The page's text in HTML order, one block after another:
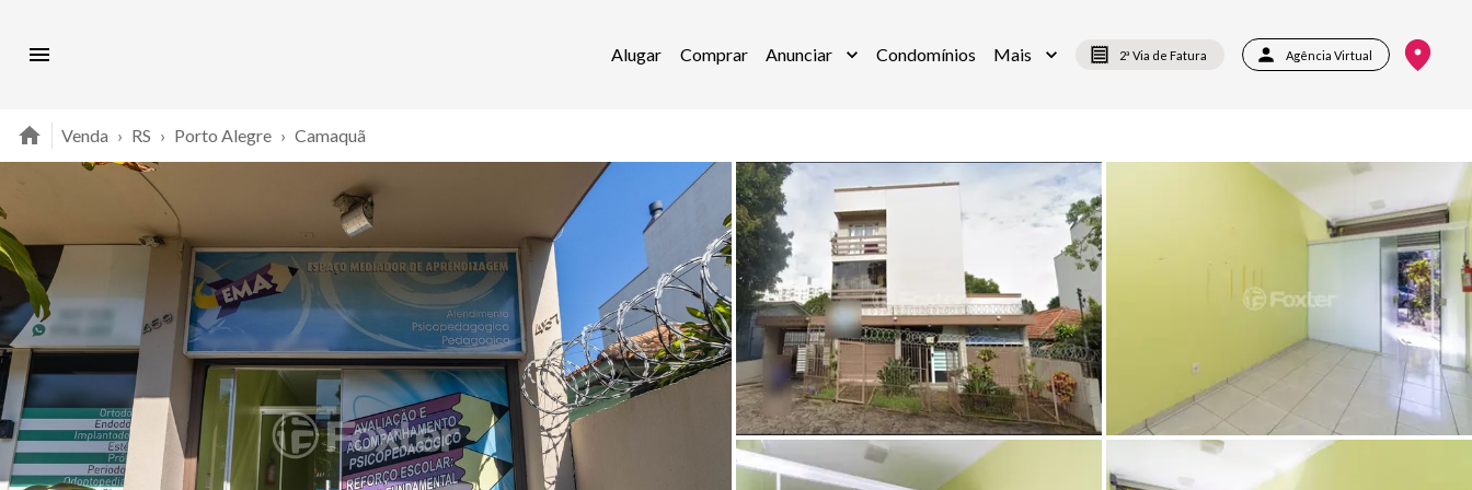
Alugar Comprar Anunciar Condomínios Mais 2ª Via de Fatura Agência Virtual
Venda › RS › Porto Alegre › Camaquã